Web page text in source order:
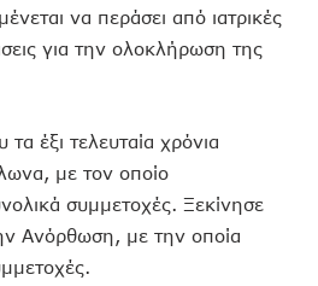
να περάσει από ιατρικές
για την ολοκλήρωση της
έξι τελευταία χρόνια
με τον οποίο
συμμετοχές. Ξεκίνησε
Ανόρθωση, με την οποία